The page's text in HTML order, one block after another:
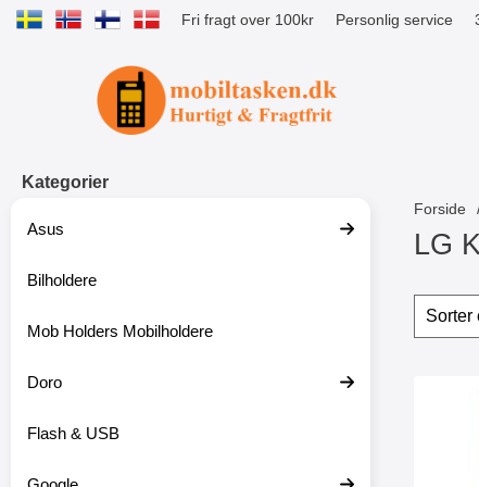
Fri fragt over 100kr Personlig service
Startside for Tibro Billiga
Kategorier
Asus
Bilholdere
Mob Holders Mobilholdere
Doro
Flash & USB
Forside
LG
p
ir
Marker